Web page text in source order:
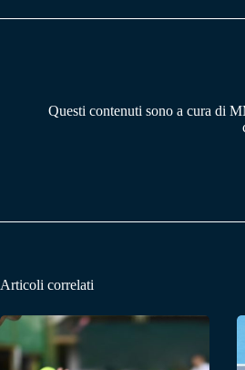
pp m
Questi contenuti sono a cura di
Articoli correlati